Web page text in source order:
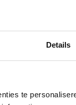
Details
te